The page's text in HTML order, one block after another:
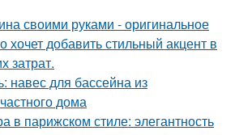
своими руками - оригинальное
хочет добавить стильный акцент в
затрат.
навес для бассейна из
дома
в парижском стиле: элегантность